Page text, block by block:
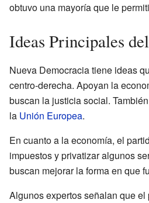
obtuvo una mayoría que le
Ideas Principales
Nueva Democracia tiene ideas
centro-derecha. Apoyan la
buscan la justicia social.
la Unión Europea.
En cuanto a la economía, el
impuestos y privatizar algunos
buscan mejorar la forma en que
Algunos expertos señalan que